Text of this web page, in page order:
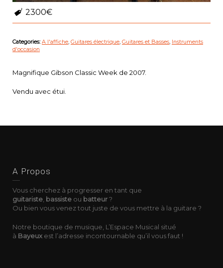
2300€
Categories: A l'affiche Guitares électrique Guitares et Basses Instruments
d'occasion
Magnifique Gibson Classic Week de 2007.
Vendu avec étui.
A Propos
Vous cherchez à progresser en tant que
guitariste bassiste ou batteur?
Ou bien vous venez tout juste de vous mettre à la guitare ?
Notre boutique de musique, L’Espace Musical situé
à Bayeux est l’adresse incontournable qu’il vous faut !